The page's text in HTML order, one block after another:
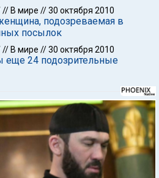
// В мире //30 октября 2010
подозреваемая в
посылок
// В мире //30 октября 2010
еще 24 подозрительные